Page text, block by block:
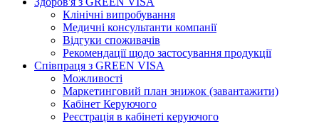
Клінічні випробування
Медичні консультанти компанії
Відгуки споживачів
Рекомендації щодо застосування продукції
Співпраця з GREEN VISA
Можливості
Маркетинговий план знижок (завантажити)
Кабінет Керуючого
Реєстрація в кабінеті керуючого